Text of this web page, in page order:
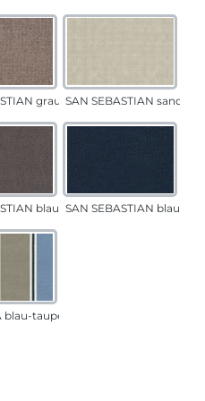
grau-sandSAN SEBASTIAN sand
blau-sandSAN SEBASTIAN blau
blau-taupe